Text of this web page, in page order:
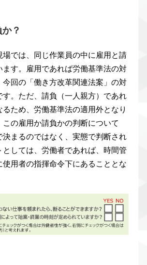
？
場では、同じ作業員の中に雇用と請
ます。雇用であれば労働基準法の対
今回の「働き方改革関連法案」の対
す。ただ、請負（一人親方）であれ
るため、労働基準法の適用外となり
この雇用か請負かの判断について
決まるのではなく、実態で判断され
としては、労働者であれば、時間管
使用者の指揮命令下にあることとな